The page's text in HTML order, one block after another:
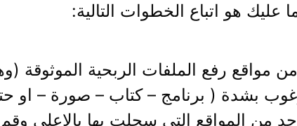
هو اتباع الخطوات التالية:
مواقع رفع الملفات الربحية الموثوقة
بشدة ( برنامج – كتاب – صورة – او
من المواقع التي سجلت بها بالاعلي